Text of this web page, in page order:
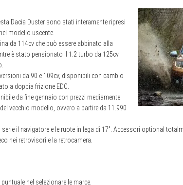
Dacia Duster sono stati interamente ripresi
modello uscente.
da 114cv che può essere abbinato alla
è stato pensionato il 1.2 turbo da 125cv
da 90 e 109cv, disponibili con cambio
a doppia frizione EDC.
da fine gennaio con prezzi mediamente
vecchio modello, ovvero a partire da 11.990
serie il navigatore e le ruote in lega di 17”. Accessori optional
nei retrovisori e la retrocamera.
nel selezionare le marce.